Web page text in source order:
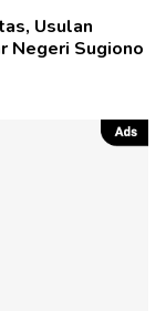
Usulan
Negeri Sugiono